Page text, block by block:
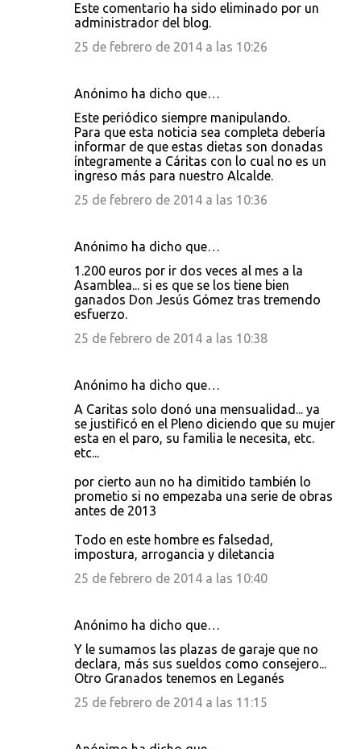
Este comentario ha sido eliminado por un
administrador del blog.
25 de febrero de 2014 a las 10:26
Anónimo ha dicho que…
Este periódico siempre manipulando.
Para que esta noticia sea completa debería
informar de que estas dietas son donadas
íntegramente a Cáritas con lo cual no es un
ingreso más para nuestro Alcalde.
25 de febrero de 2014 a las 10:36
Anónimo ha dicho que…
1.200 euros por ir dos veces al mes a la
Asamblea... si es que se los tiene bien
ganados Don Jesús Gómez tras tremendo
esfuerzo.
25 de febrero de 2014 a las 10:38
Anónimo ha dicho que…
A Caritas solo donó una mensualidad... ya
se justificó en el Pleno diciendo que su mujer
esta en el paro, su familia le necesita, etc.
etc...
por cierto aun no ha dimitido también lo
prometio si no empezaba una serie de obras
antes de 2013
Todo en este hombre es falsedad,
impostura, arrogancia y diletancia
25 de febrero de 2014 a las 10:40
Anónimo ha dicho que…
Y le sumamos las plazas de garaje que no
declara, más sus sueldos como consejero...
Otro Granados tenemos en Leganés
25 de febrero de 2014 a las 11:15